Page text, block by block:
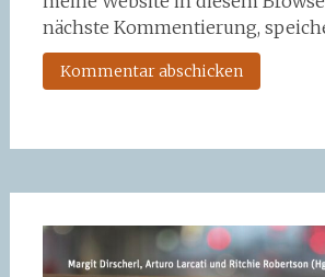
nächste Kommentierung,